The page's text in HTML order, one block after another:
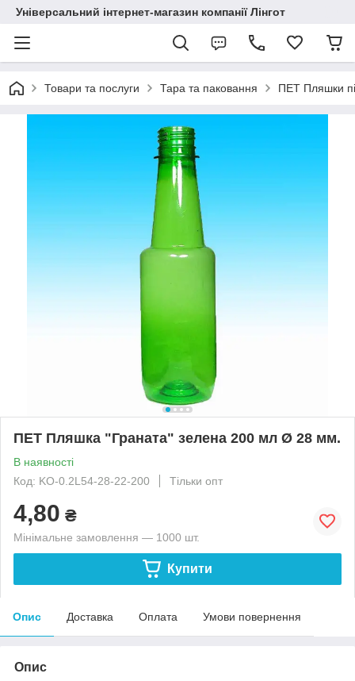
Універсальний інтернет-магазин компанії Лінгот
Товари та послуги Тара та паковання ПЕТ Пляшки
ПЕТ Пляшка "Граната" зелена 200 мл Ø 28 мм.
В наявності
Код: KO-0.2L54-28-22-200
Тільки опт
4,80 ₴
Мінімальне замовлення — 1000 шт.
Купити
Опис Доставка Оплата Умови повернення
Опис